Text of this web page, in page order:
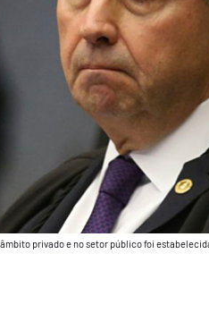
privado e no setor público foi